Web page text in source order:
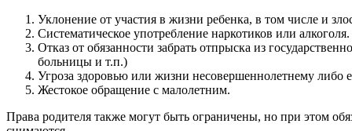
Уклонение от участия в жизни ребенка, в том числе и
Систематическое употребление наркотиков или алкоголя.
Отказ от обязанности забрать отпрыска из
больницы и т.п.)
Угроза здоровью или жизни несовершеннолетнему либо
Жестокое обращение с малолетним.
Права родителя также могут быть ограничены, но при этом